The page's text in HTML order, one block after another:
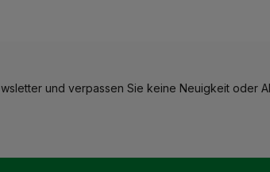
und verpassen Sie keine Neuigkeit oder